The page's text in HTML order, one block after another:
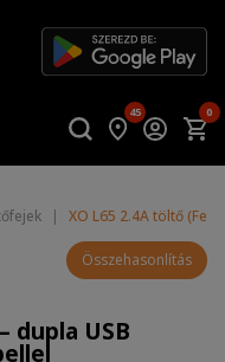
45 0
| XO L65 2.4A töltő
Összehasonlítás
dupla USB